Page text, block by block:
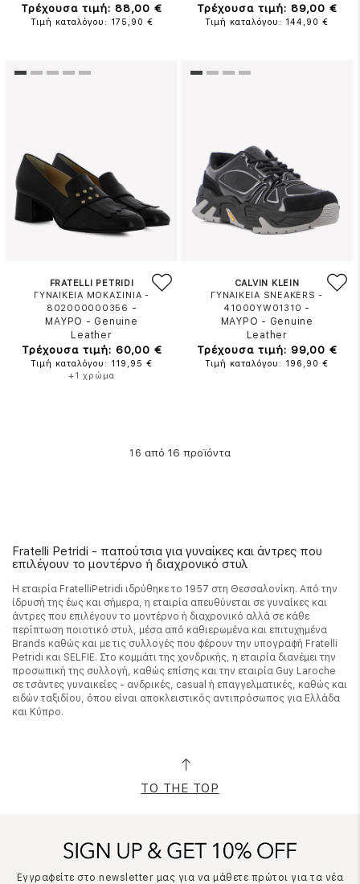
Τρέχουσα τιμή: 88,00 €
Τιμή καταλόγου: 175,90 €
Τρέχουσα τιμή: 89,00 €
Τιμή καταλόγου: 144,90 €
FRATELLI PETRIDI
ΓΥΝΑΙΚΕΙΑ ΜΟΚΑΣΙΝΙΑ -
802000000356 -
ΜΑΥΡΟ - Genuine
Leather
Τρέχουσα τιμή: 60,00 €
Τιμή καταλόγου: 119,95 €
+1 χρώμα
CALVIN KLEIN
ΓΥΝΑΙΚΕΙΑ SNEAKERS -
41000YW01310 -
ΜΑΥΡΟ - Genuine
Leather
Τρέχουσα τιμή: 99,00 €
Τιμή καταλόγου: 196,90 €
16 από 16 προϊόντα
Fratelli Petridi - παπούτσια για γυναίκες και άντρες που
επιλέγουν το μοντέρνο ή διαχρονικό στυλ
Η εταιρία FratelliPetridi ιδρύθηκε το 1957 στη Θεσσαλονίκη. Από την
ίδρυσή της έως και σήμερα, η εταιρία απευθύνεται σε γυναίκες και
άντρες που επιλέγουν το μοντέρνο ή διαχρονικό αλλά σε κάθε
περίπτωση ποιοτικό στυλ, μέσα από καθιερωμένα και επιτυχημένα
Brands καθώς και με τις συλλογές που φέρουν την υπογραφή Fratelli
Petridi και SELFIE. Στο κομμάτι της χονδρικής, η εταιρία διανέμει την
προσωπική της συλλογή, καθώς επίσης και την εταιρία Guy Laroche
σε τσάντες γυναικείες - ανδρικές, casual ή επαγγελματικές, καθώς και
ειδών ταξιδίου, όπου είναι αποκλειστικός αντιπρόσωπος για Ελλάδα
και Κύπρο.
TO THE TOP
Εγγραφείτε στο newsletter μας για να μάθετε πρώτοι για τα νέα